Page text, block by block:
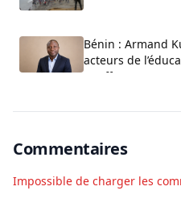
Bénin : Armand
acteurs de
Couffo
Commentaires
Impossible de charger les